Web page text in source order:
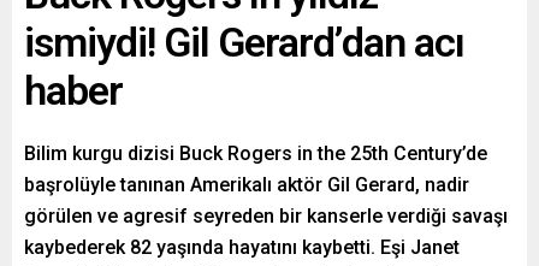
ismiydi! Gil Gerard’dan acı
haber
Bilim kurgu dizisi Buck Rogers in the 25th Century’de
başrolüyle tanınan Amerikalı aktör Gil Gerard, nadir
görülen ve agresif seyreden bir kanserle verdiği savaşı
kaybederek 82 yaşında hayatını kaybetti. Eşi Janet